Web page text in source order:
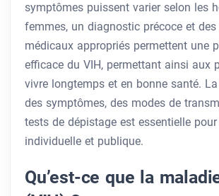
symptômes puissent varier selon les
femmes, un diagnostic précoce et
médicaux appropriés permettent une
efficace du VIH, permettant ainsi aux
vivre longtemps et en bonne santé.
des symptômes, des modes de
tests de dépistage est essentielle
individuelle et publique.
Qu’est-ce que la